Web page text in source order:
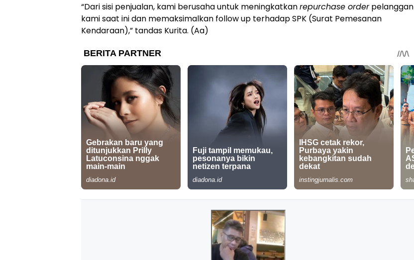
“Dari sisi penjualan, kami berusaha untuk meningkatkanrepurchase orderpelanggan
kami saat ini dan memaksimalkan follow up terhadap SPK (Surat Pemesanan
Kendaraan),” tandas Kurita. (Aa)